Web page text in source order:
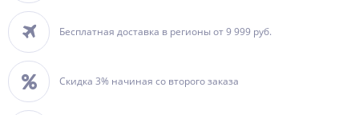
Бесплатная доставка в регионы от 9 999 руб.
Скидка 3% начиная со второго заказа